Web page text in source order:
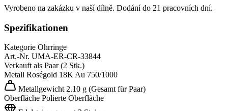
Vyrobeno na zakázku v naší dílně. Dodání do 21 pracovních dní.
Spezifikationen
Kategorie Ohrringe
Art.-Nr. UMA-ER-CR-33844
Verkauft als Paar (2 Stk.)
Metall Roségold 18KAu 750/1000
Metallgewicht 2.10 g (Gesamt für Paar)
Oberfläche Polierte Oberfläche